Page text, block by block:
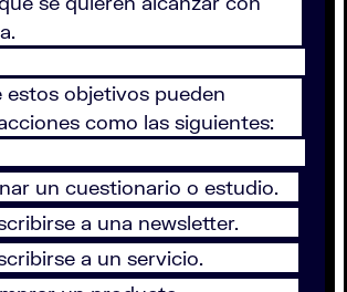
estos objetivos pueden
como las siguientes:
un cuestionario o estudio.
a una newsletter.
a un servicio.